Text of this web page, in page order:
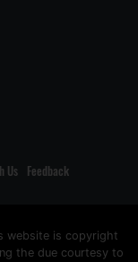
Us Feedback
website is copyright
the due courtesy to